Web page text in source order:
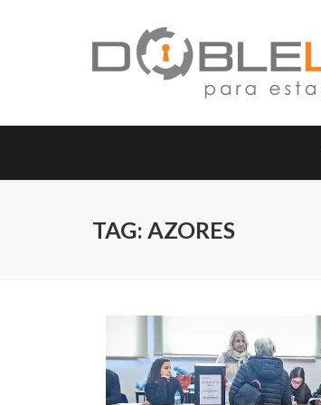
TAG: AZORES